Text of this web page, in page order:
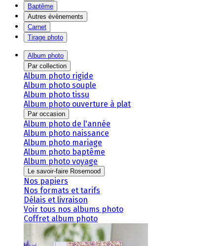
Baptême
Autres évènements
Carnet
Tirage photo
Album photo
Par collection
Album photo rigide
Album photo souple
Album photo tissu
Album photo ouverture à plat
Par occasion
Album photo de l'année
Album photo naissance
Album photo mariage
Album photo baptême
Album photo voyage
Le savoir-faire Rosemood
Nos papiers
Nos formats et tarifs
Délais et livraison
Voir tous nos albums photo
Coffret album photo